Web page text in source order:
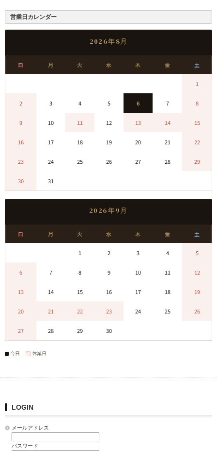
営業日カレンダー
2026年8月
日 月 火 水 木 金 土
1
2 3 4 5 6 7 8
9 10 11 12 13 14 15
16 17 18 19 20 21 22
23 24 25 26 27 28 29
30 31
2026年9月
日 月 火 水 木 金 土
1 2 3 4 5
6 7 8 9 10 11 12
13 14 15 16 17 18 19
20 21 22 23 24 25 26
27 28 29 30
今日 休業日
LOGIN
メールアドレス
パスワード